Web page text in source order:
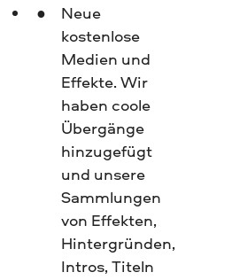
Neue
kostenlose
Medien und
Effekte. Wir
haben coole
Übergänge
hinzugefügt
und unsere
Sammlungen
von Effekten,
Hintergründen,
Intros, Titeln